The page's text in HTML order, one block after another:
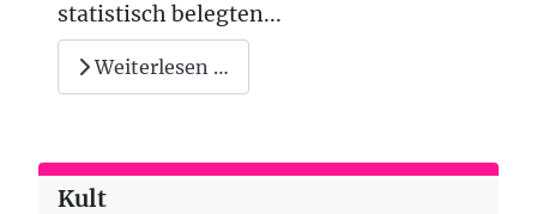
statistisch belegten...
Weiterlesen …
Kult